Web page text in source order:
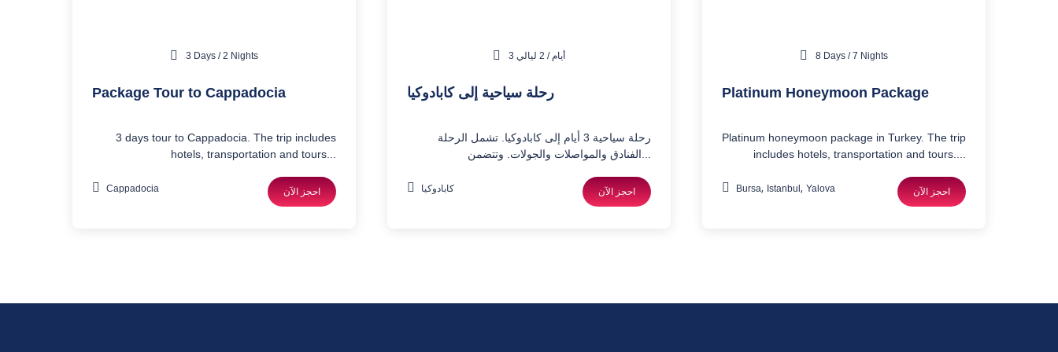
3 Days / 2 Nights
Package Tour to Cappadocia
3 days tour to Cappadocia. The trip includes
hotels, transportation and tours...
Cappadocia احجز الآن
3 أيام / 2 ليالي
رحلة سياحية إلى كابادوكيا
رحلة سياحية 3 أيام إلى كابادوكيا. تشمل الرحلة
كابادوكيا احجز الآن
8 Days / 7 Nights
Platinum Honeymoon Package
Platinum honeymoon package in Turkey. The trip
includes hotels, transportation and tours....
Bursa, Istanbul, Yalova احجز الآن